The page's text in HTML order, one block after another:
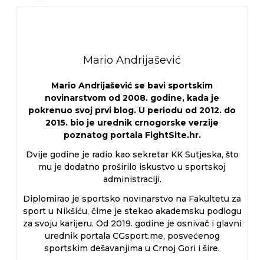
Mario Andrijašević
Mario Andrijašević se bavi sportskim
novinarstvom od 2008. godine, kada je
pokrenuo svoj prvi blog. U periodu od 2012. do
2015. bio je urednik crnogorske verzije
poznatog portala FightSite.hr.
Dvije godine je radio kao sekretar KK Sutjeska, što
mu je dodatno proširilo iskustvo u sportskoj
administraciji.
Diplomirao je sportsko novinarstvo na Fakultetu za
sport u Nikšiću, čime je stekao akademsku podlogu
za svoju karijeru. Od 2019. godine je osnivač i glavni
urednik portala CGsport.me, posvećenog
sportskim dešavanjima u Crnoj Gori i šire.